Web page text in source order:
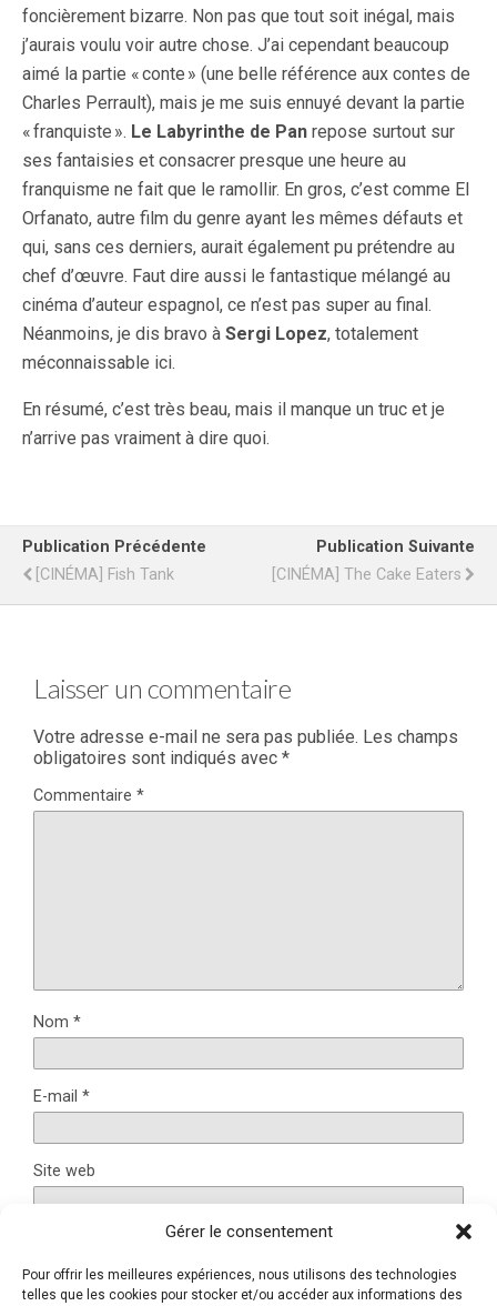
Gérer le consentement
Pour offrir les meilleures expériences, nous utilisons des technologies
telles que les cookies pour stocker et/ou accéder aux informations des
foncièrement bizarre. Non pas que tout soit inégal, mais
j’aurais voulu voir autre chose. J’ai cependant beaucoup
aimé la partie « conte » (une belle référence aux contes de
Charles Perrault), mais je me suis ennuyé devant la partie
« franquiste ». Le Labyrinthe de Pan repose surtout sur
ses fantaisies et consacrer presque une heure au
franquisme ne fait que le ramollir. En gros, c’est comme El
Orfanato, autre film du genre ayant les mêmes défauts et
qui, sans ces derniers, aurait également pu prétendre au
chef d’œuvre. Faut dire aussi le fantastique mélangé au
cinéma d’auteur espagnol, ce n’est pas super au final.
Néanmoins, je dis bravo à Sergi Lopez, totalement
méconnaissable ici.
En résumé, c’est très beau, mais il manque un truc et je
n’arrive pas vraiment à dire quoi.
Publication Précédente
[CINÉMA] Fish Tank
Publication Suivante
[CINÉMA] The Cake Eaters
Laisser un commentaire
Votre adresse e-mail ne sera pas publiée. Les champs
obligatoires sont indiqués avec *
Commentaire *
Nom *
E-mail *
Site web
Ce site utilise Akismet pour réduire les indésirables.En